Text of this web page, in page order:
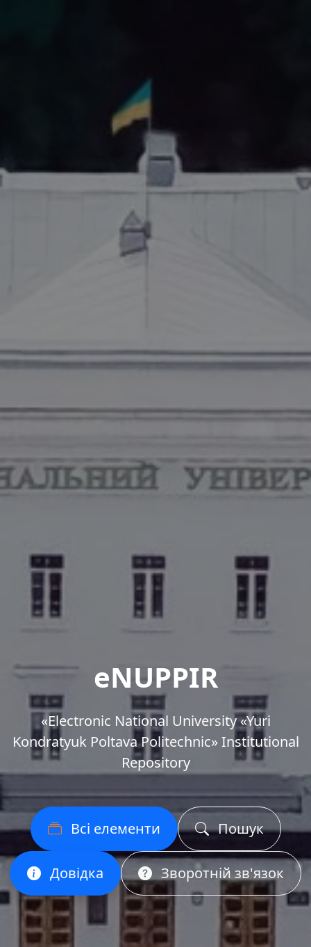
eNUPPIR
«Еlectronic National University «Yuri
Kondratyuk Poltava Politechnic» Institutional
Repository
Всі елементи Пошук
Довідка Зворотній зв'язок